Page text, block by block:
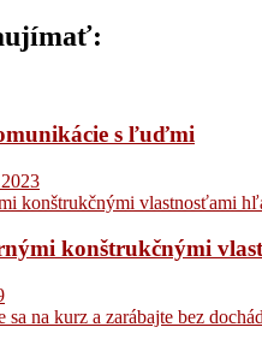
s ľuďmi
konštrukčnými